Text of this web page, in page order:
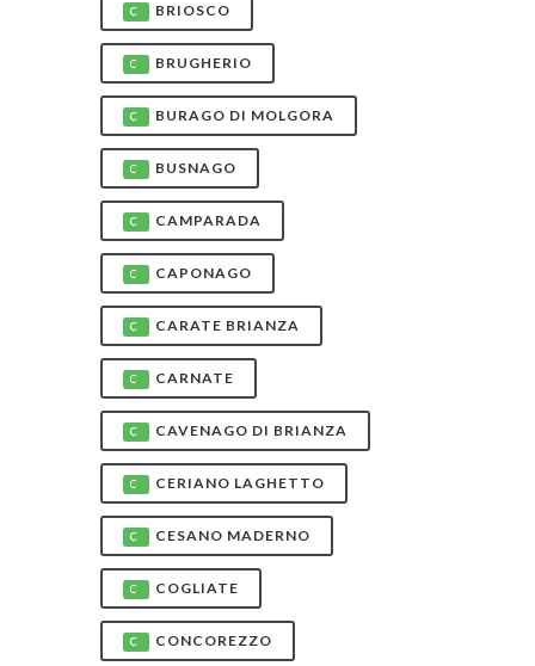
C BRIOSCO
C BRUGHERIO
C BURAGO DI MOLGORA
C BUSNAGO
C CAMPARADA
C CAPONAGO
C CARATE BRIANZA
C CARNATE
C CAVENAGO DI BRIANZA
C CERIANO LAGHETTO
C CESANO MADERNO
C COGLIATE
C CONCOREZZO